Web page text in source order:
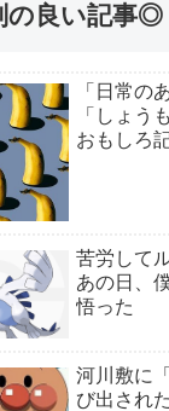
良い記事◎
「日常の
「しょう
おもしろ
苦労して
あの日、
悟った
河川敷に
び出され